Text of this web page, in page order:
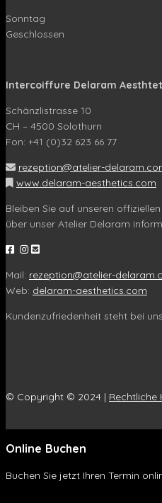
Sonntag
Geschlossen
Intercoiffure Delaram
Schänzlistrasse 10
CH – 4500 Solothurn
Fon: +41 (0)32 623 66 77
rezeption@atelier-
www.delaram-aesthetics.com
Bleiben Sie auf unseren
über unser Atelier Delaram
Mail: rezeption@atelier-
Web: delaram-aesthetics.com
Kundenzufriedenheit steht bei
© Copyright © 2024 | Rechtliche
Online Buchen
Buchen Sie jetzt Ihren Termin